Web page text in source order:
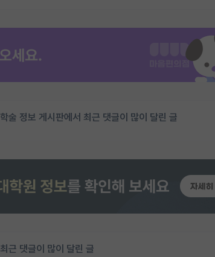
학술 정보 게시판에서 최근 댓글이 많이 달린 글
최근 댓글이 많이 달린 글